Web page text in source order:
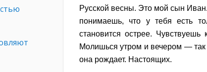
Русской весны. Это мой сын
понимаешь, что у тебя есть
становится острее.
Молишься утром и вечером —
она рождает. Настоящих.